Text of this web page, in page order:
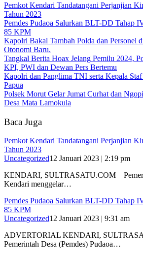
Pemkot Kendari Tandatangani Perjanjian
Tahun 2023
Pemdes Pudaoa Salurkan BLT-DD Tahap
85 KPM
Kapolri Bakal Tambah Polda dan Personel
Otonomi Baru.
Tangkal Berita Hoax Jelang Pemilu 2024,
KPI, PWI dan Dewan Pers Bertemu
Kapolri dan Panglima TNI serta Kepala
Papua
Polsek Morut Gelar Jumat Curhat dan
Desa Mata Lamokula
Baca Juga
Pemkot Kendari Tandatangani Perjanjian
Tahun 2023
Uncategorized12 Januari 2023 | 2:19 pm
KENDARI, SULTRASATU.COM –
Kendari menggelar…
Pemdes Pudaoa Salurkan BLT-DD Tahap
85 KPM
Uncategorized12 Januari 2023 | 9:31 am
ADVERTORIAL KENDARI,
Pemerintah Desa (Pemdes) Pudaoa…